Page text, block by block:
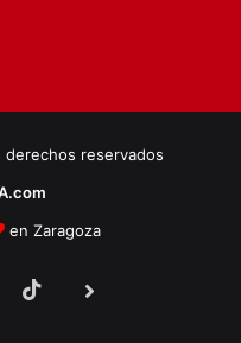
reservados
en Zaragoza
TikTok